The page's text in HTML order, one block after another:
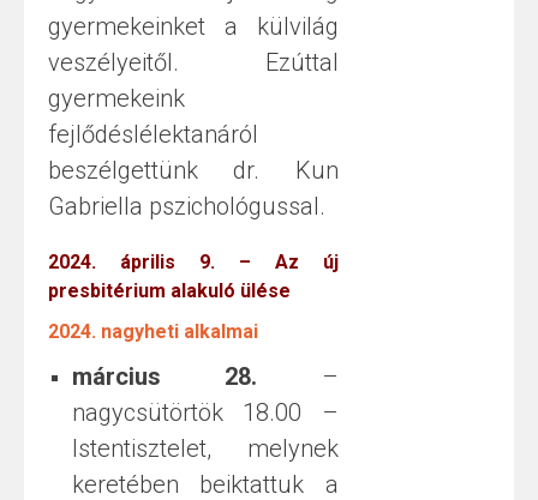
gyermekeinket a külvilág
veszélyeitől. Ezúttal
gyermekeink
fejlődéslélektanáról
beszélgettünk dr. Kun
Gabriella pszichológussal.
2024. április 9. – Az új
presbitérium alakuló ülése
2024. nagyheti alkalmai
március 28. –
nagycsütörtök 18.00 –
Istentisztelet, melynek
keretében beiktattuk a